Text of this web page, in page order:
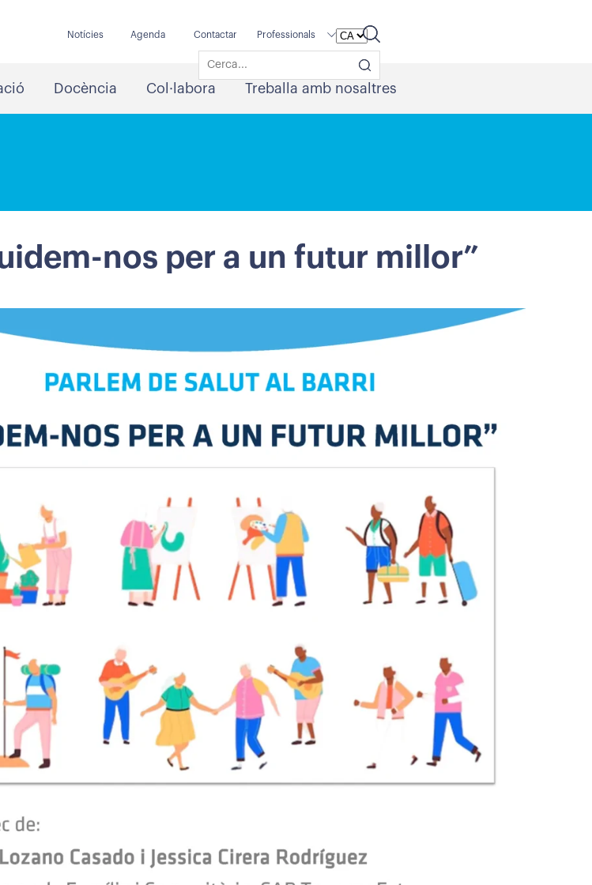
Notícies Agenda Contactar Professionals
Docència Col·labora Treballa amb nosaltres
nos per a un futur millor”